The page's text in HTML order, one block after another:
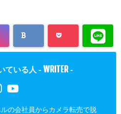
ている人 - WRITER -
の会社員からカメラ転売で脱